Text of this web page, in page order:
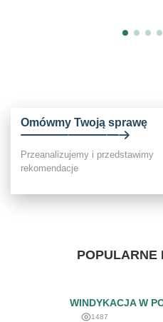
POPULARNE
WINDYKACJA W
1487
Omówmy Twoją sprawę
Przeanalizujemy i przedstawimy
rekomendacje